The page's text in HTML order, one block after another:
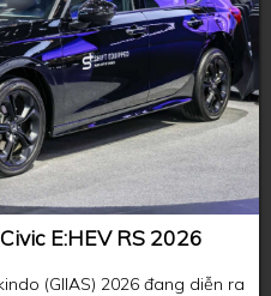
E:HEV RS 2026
(GIIAS) 2026 đang diễn ra